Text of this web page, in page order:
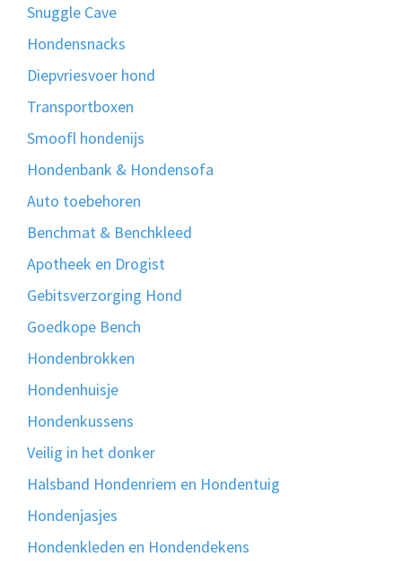
Snuggle Cave
Hondensnacks
Diepvriesvoer hond
Transportboxen
Smoofl hondenijs
Hondenbank & Hondensofa
Auto toebehoren
Benchmat & Benchkleed
Apotheek en Drogist
Gebitsverzorging Hond
Goedkope Bench
Hondenbrokken
Hondenhuisje
Hondenkussens
Veilig in het donker
Halsband Hondenriem en Hondentuig
Hondenjasjes
Hondenkleden en Hondendekens